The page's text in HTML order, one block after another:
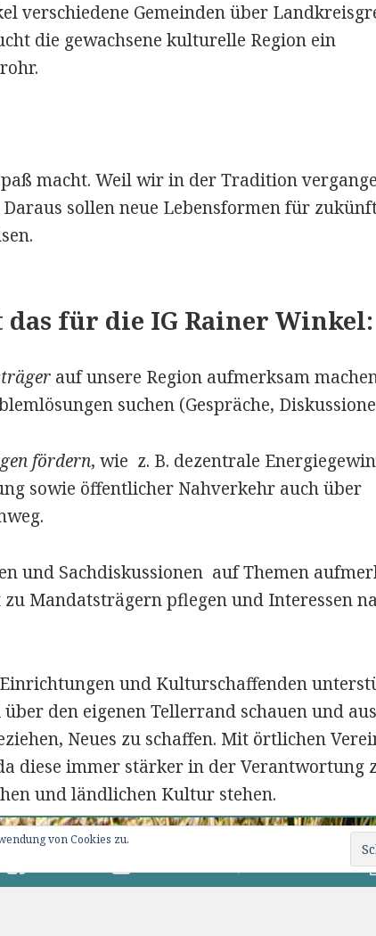
verschiedene Gemeinden über
die gewachsene kulturelle Region ein
macht. Weil wir in der Tradition
Daraus sollen neue Lebensformen für
das für die IG Rainer Winkel:
auf unsere Region aufmerksam
suchen (Gespräche,
fördern, wie z. B. dezentrale
sowie öffentlicher Nahverkehr auch über
und Sachdiskussionen auf Themen
Mandatsträgern pflegen und Interessen
und Kulturschaffenden
den eigenen Tellerrand schauen und
Neues zu schaffen. Mit örtlichen
diese immer stärker in der Verantwortung
und ländlichen Kultur stehen.
von Cookies zu.